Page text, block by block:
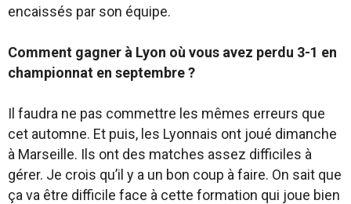
encaissés par son équipe.
Comment gagner à Lyon où vous avez perdu 3-1 en
championnat en septembre ?
Il faudra ne pas commettre les mêmes erreurs que
cet automne. Et puis, les Lyonnais ont joué dimanche
à Marseille. Ils ont des matches assez difficiles à
gérer. Je crois qu’il y a un bon coup à faire. On sait que
ça va être difficile face à cette formation qui joue bien